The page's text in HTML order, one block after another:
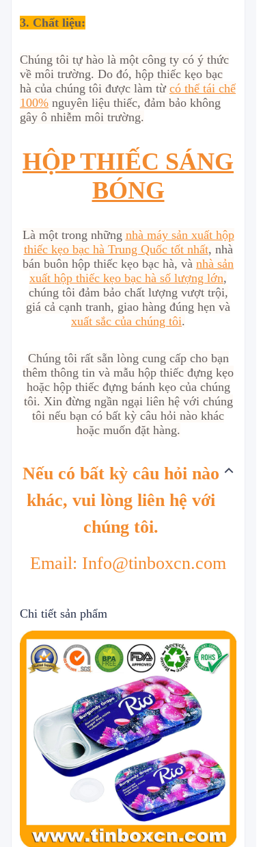
3. Chất liệu:
Chúng tôi tự hào là một công ty có ý thức
về môi trường. Do đó, hộp thiếc kẹo bạc
hà của chúng tôi được làm từ có thể tái chế
100% nguyên liệu thiếc, đảm bảo không
gây ô nhiễm môi trường.
HỘP THIẾC SÁNG
BÓNG
Là một trong những nhà máy sản xuất hộp
thiếc kẹo bạc hà Trung Quốc tốt nhất, nhà
bán buôn hộp thiếc kẹo bạc hà, và nhà sản
xuất hộp thiếc kẹo bạc hà số lượng lớn,
chúng tôi đảm bảo chất lượng vượt trội,
giá cả cạnh tranh, giao hàng đúng hẹn và
xuất sắc của chúng tôi.
Chúng tôi rất sẵn lòng cung cấp cho bạn
thêm thông tin và mẫu hộp thiếc đựng kẹo
hoặc hộp thiếc đựng bánh kẹo của chúng
tôi. Xin đừng ngần ngại liên hệ với chúng
tôi nếu bạn có bất kỳ câu hỏi nào khác
hoặc muốn đặt hàng.
Nếu có bất kỳ câu hỏi nào
khác, vui lòng liên hệ với
chúng tôi.
Email: Info@tinboxcn.com
Chi tiết sản phẩm